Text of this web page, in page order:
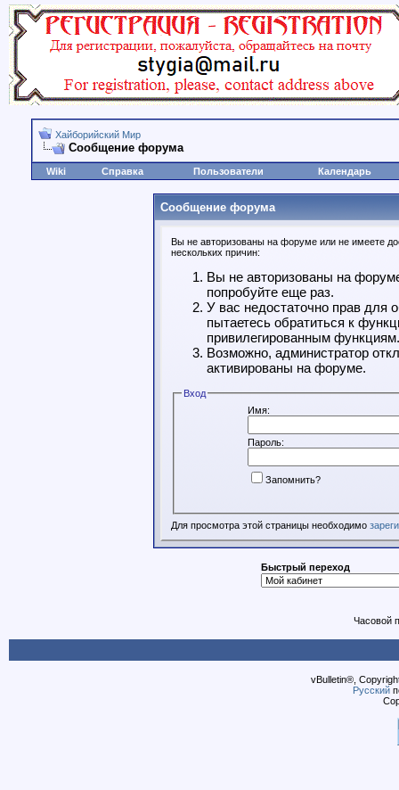
Хайборийский Мир
Сообщение форума
Wiki Справка Пользователи Календарь
Сообщение форума
Вы не авторизованы на форуме или не имеете
нескольких причин:
Вы не авторизованы на
попробуйте еще раз.
У вас недостаточно прав для
пытаетесь обратиться к
привилегированным функциям.
Возможно, администратор
активированы на форуме.
Вход
Имя:
Пароль:
Запомнить?
Для просмотра этой страницы необходимо
Быстрый переход
Часовой
vBulletin®,
Русский